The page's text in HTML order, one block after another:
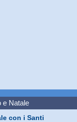
e Natale
con i Santi